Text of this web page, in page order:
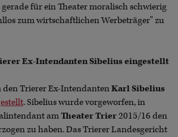
gerade für ein Theater moralisch schwierig
zum wirtschaftlichen Werbeträger" zu
Ex-Intendanten Sibelius eingestellt
den Trierer Ex-IntendantenKarl Sibelius
. Sibelius wurde vorgeworfen, in
amTheater Trier2015/16 den
zu haben. Das Trierer Landesgericht